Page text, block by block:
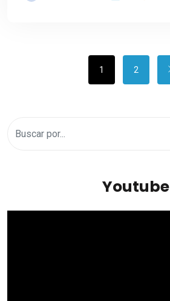
1 2
Youtube